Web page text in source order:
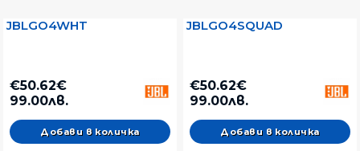
JBLGO4WHT
€50.62€
99.00лв.
JBLGO4SQUAD
€50.62€
99.00лв.